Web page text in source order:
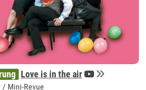
Love is in the air
/ Mini-Revue